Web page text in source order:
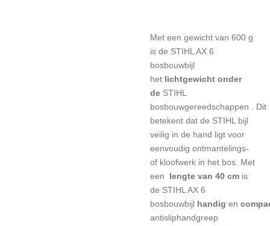
Met een gewicht van 600 g
is de STIHL AX 6
bosbouwbijl
het lichtgewicht onder
de STIHL
bosbouwgereedschappen
Dit
betekent dat de STIHL bijl
veilig in de hand ligt voor
eenvoudig ontmantelings-
of kloofwerk in het bos. Met
een
lengte van 40 cm is
de STIHL AX 6
bosbouwbijl handig en
antisliphandgreep